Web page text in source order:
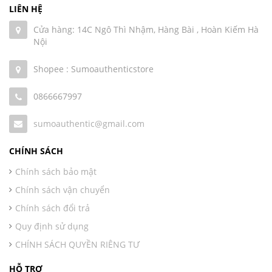
LIÊN HỆ
Cửa hàng: 14C Ngô Thì Nhậm, Hàng Bài , Hoàn Kiếm Hà
Nội
Shopee : Sumoauthenticstore
0866667997
sumoauthentic@gmail.com
CHÍNH SÁCH
Chính sách bảo mật
Chính sách vận chuyển
Chính sách đổi trả
Quy định sử dụng
CHÍNH SÁCH QUYỀN RIÊNG TƯ
HỖ TRỢ